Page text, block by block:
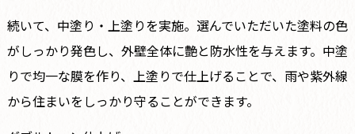
続いて、中塗り・上塗りを実施。選んでいただいた塗料の色
がしっかり発色し、外壁全体に艶と防水性を与えます。中塗
りで均一な膜を作り、上塗りで仕上げることで、雨や紫外線
から住まいをしっかり守ることができます。